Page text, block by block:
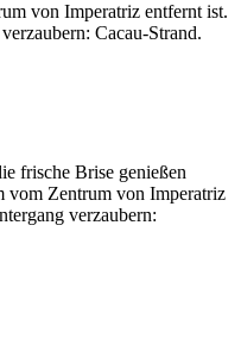
von Imperatriz entfernt ist.
Cacau-Strand.
frische Brise genießen
vom Zentrum von Imperatriz
verzaubern: